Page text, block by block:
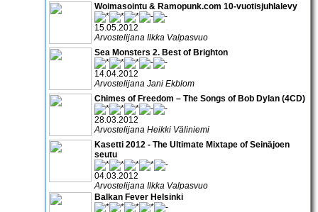
Woimasointu & Ramopunk.com 10-vuotisjuhlalevy
15.05.2012
Arvostelijana Ilkka Valpasvuo
Sea Monsters 2. Best of Brighton
14.04.2012
Arvostelijana Jani Ekblom
Chimes of Freedom – The Songs of Bob Dylan (4CD)
28.03.2012
Arvostelijana Heikki Väliniemi
Kasetti 2012 - The Ultimate Mixtape of Seinäjoen
seutu
04.03.2012
Arvostelijana Ilkka Valpasvuo
Balkan Fever Helsinki